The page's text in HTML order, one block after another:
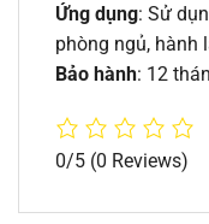
Ứng dụng: Sử
phòng ngủ, hành
Bảo hành: 12
0/5 (0 Reviews)